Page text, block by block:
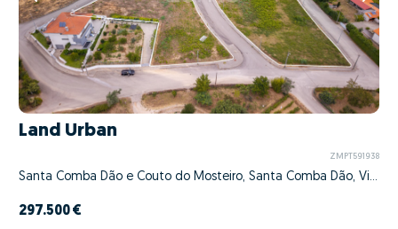
Land Urban
ZMPT591938
Santa Comba Dão e Couto do Mosteiro, Santa Comba Dão, Viseu
297.500 €